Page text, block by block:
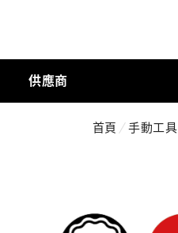
供應商
首頁 手動工具